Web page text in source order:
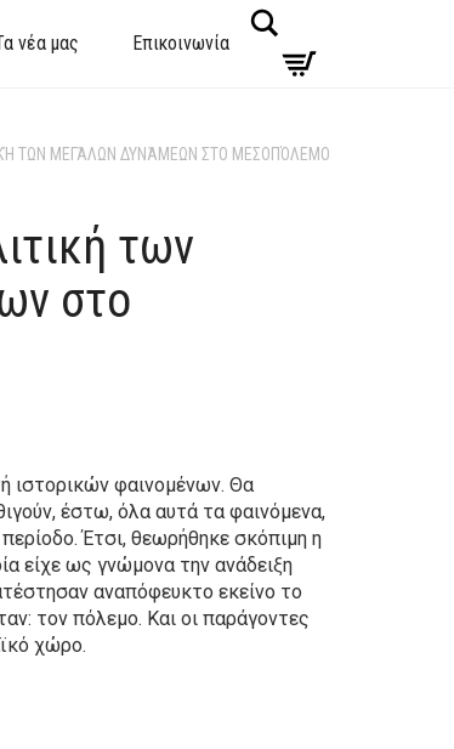
νέα μας Επικοινωνία
ΤΩΝ ΜΕΓΆΛΩΝ ΔΥΝΆΜΕΩΝ ΣΤΟ ΜΕΣΟΠΌΛΕΜΟ
των
στο
ιστορικών φαινομένων. Θα
έστω, όλα αυτά τα φαινόμενα,
Έτσι, θεωρήθηκε σκόπιμη η
είχε ως γνώμονα την ανάδειξη
αναπόφευκτο εκείνο το
τον πόλεμο. Και οι παράγοντες
χώρο.